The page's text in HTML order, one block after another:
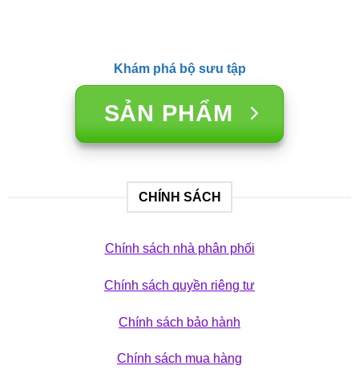
Khám phá bộ sưu tập
SẢN PHẨM
CHÍNH SÁCH
Chính sách nhà phân phối
Chính sách quyền riêng tư
Chính sách bảo hành
Chính sách mua hàng